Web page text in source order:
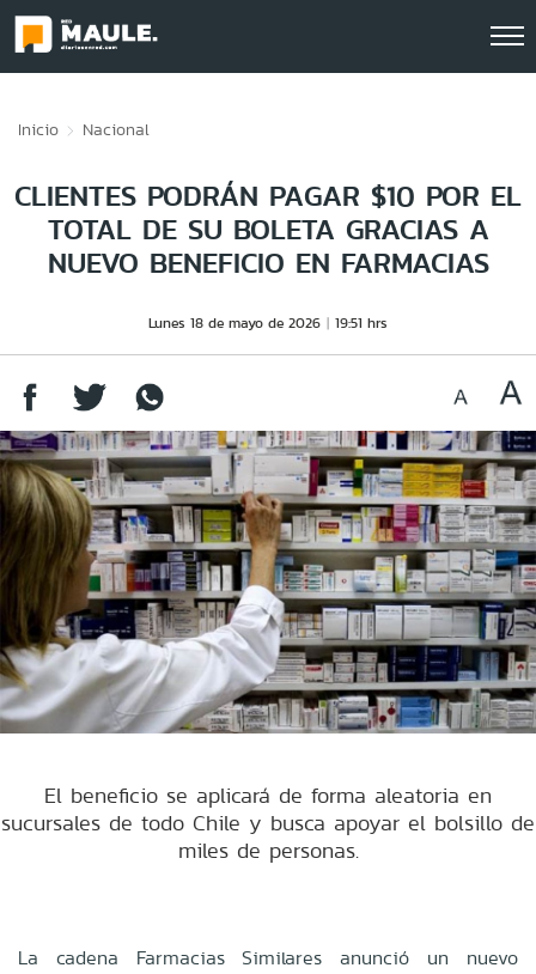
Inicio Nacional
CLIENTES PODRÁN PAGAR $10 POR EL
TOTAL DE SU BOLETA GRACIAS A
NUEVO BENEFICIO EN FARMACIAS
Lunes 18 de mayo de 2026 19:51 hrs
El beneficio se aplicará de forma aleatoria en
sucursales de todo Chile y busca apoyar el bolsillo de
miles de personas.
La cadena Farmacias Similares anunció un nuevo